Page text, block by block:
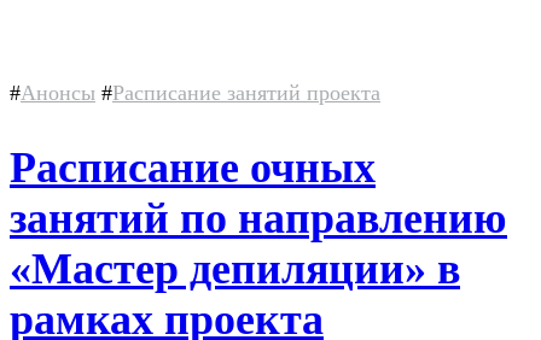
#Анонсы #Расписание занятий проекта
Расписание очных
занятий по направлению
«Мастер депиляции» в
рамках проекта